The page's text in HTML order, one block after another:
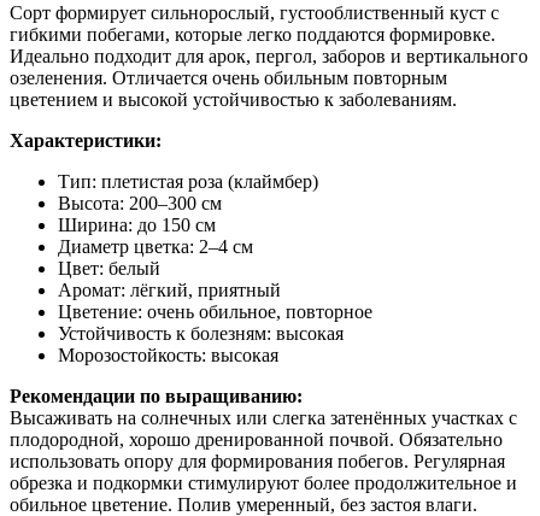
Сорт формирует сильнорослый, густооблиственный куст с
гибкими побегами, которые легко поддаются формировке.
Идеально подходит для арок, пергол, заборов и вертикального
озеленения. Отличается очень обильным повторным
цветением и высокой устойчивостью к заболеваниям.
Характеристики:
Тип: плетистая роза (клаймбер)
Высота: 200–300 см
Ширина: до 150 см
Диаметр цветка: 2–4 см
Цвет: белый
Аромат: лёгкий, приятный
Цветение: очень обильное, повторное
Устойчивость к болезням: высокая
Морозостойкость: высокая
Рекомендации по выращиванию:
Высаживать на солнечных или слегка затенённых участках с
плодородной, хорошо дренированной почвой. Обязательно
использовать опору для формирования побегов. Регулярная
обрезка и подкормки стимулируют более продолжительное и
обильное цветение. Полив умеренный, без застоя влаги.